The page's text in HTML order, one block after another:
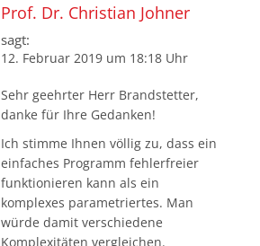
Prof. Dr. Christian Johner
sagt:
12. Februar 2019 um 18:18 Uhr
Sehr geehrter Herr Brandstetter,
danke für Ihre Gedanken!
Ich stimme Ihnen völlig zu, dass ein
einfaches Programm fehlerfreier
funktionieren kann als ein
komplexes parametriertes. Man
würde damit verschiedene
Komplexitäten vergleichen.